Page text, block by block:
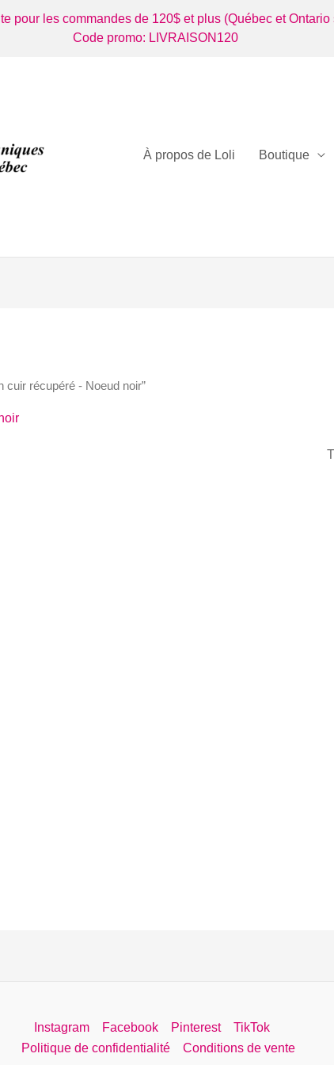
pour les commandes de 120$ et plus (Québec et Ontario
Code promo: LIVRAISON120
À propos de Loli Boutique
cuir récupéré - Noeud noir”
Instagram Facebook Pinterest
TikTok
Politique de confidentialité
Conditions de vente